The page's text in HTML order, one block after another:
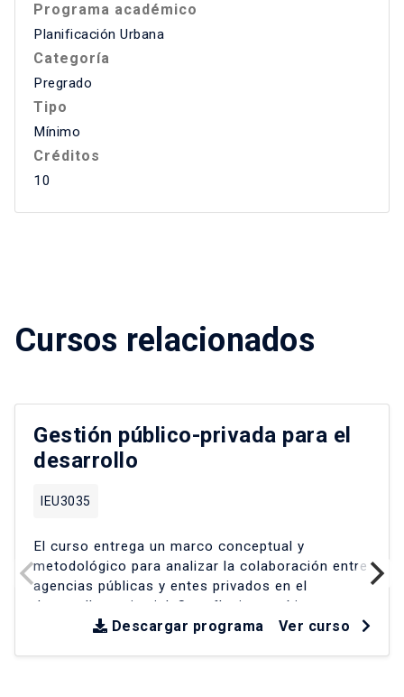
Programa académico
Planificación Urbana
Categoría
Pregrado
Tipo
Mínimo
Créditos
10
Cursos relacionados
Gestión público-privada para el
desarrollo
IEU3035
El curso entrega un marco conceptual y
metodológico para analizar la colaboración entre
agencias públicas y entes privados en el
desarrollo territorial
Se reflexiona críticamente
sobre experiencias en América Latina y Chile
Ver curso
Descargar programa